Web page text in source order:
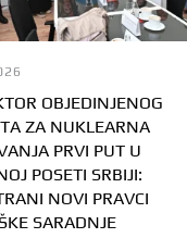
OBJEDINJENOG
ZA NUKLEARNA
PRVI PUT U
POSETI SRBIJI:
NOVI PRAVCI
SARADNJE